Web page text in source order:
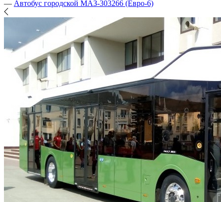
— Автобус городской МАЗ-303266 (Евро-6)